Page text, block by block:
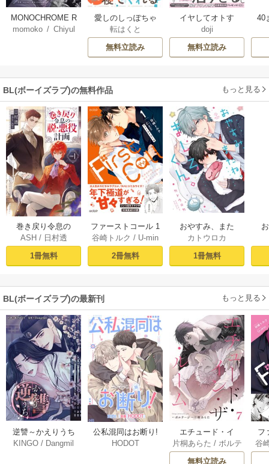
MONOCHROME R
UMOR【タテヨ
momoko/ Chiyul
愛しのしっぽちゃ
ん
転はくと
無料立読み
イヤしてオトす
【コミックス版】
doji
無料立読み
40
BL(ボーイズラブ)の無料作品 もっと見る
巻き戻り令息の
脱・悪役計画１
ASH/ 日村透
1冊無料
ファーストコール 1
～童貞外科医、年
下ヤクザの嫁にさ
れそうです！～
ア限定描き下ろし
谷崎トルク / U-min
2冊無料
おやすみ、また
ね。ましろくん。
【電子限定漫画付
き】
カトウロカ
1冊無料
BL(ボーイズラブ)の最新刊 もっと見る
逆讐～かえりうち
～【タテヨミ】 36
KINGO / Dangmil
公私混同はお断り!
【タテヨミ】 67巻
HODOT
エチュード・イ
ン・ザ・ルーム[Blu
Mellow] 7巻
片桐あらた / ボルテ
ージ
無料立読み
フ
～
谷